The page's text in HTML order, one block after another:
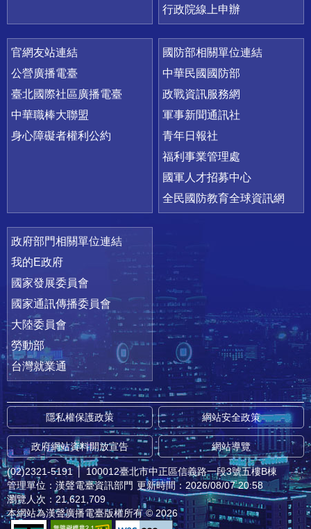
行政院線上申辦
官網友站連結
公營廣播電臺
臺北國際社區廣播電臺
中華職棒大聯盟
身心障礙者權利公約
國防部相關單位連結
中華民國國防部
政戰資訊服務網
軍事新聞通訊社
青年日報社
福利事業管理處
國軍人才招募中心
全民國防教育全球資訊網
政府部門相關單位連結
我的E政府
國家發展委員會
國家通訊傳播委員會
大陸委員會
勞動部
台灣就業通
隱私權保護政策 網站安全政策
政府網站資料開放宣告 網站導覽
(02)2321-5191 │ 100012臺北市中正區信義路一段3號五樓B棟
管理單位：漢聲電臺資訊部門 更新時間：2026/08/07 20:58
瀏覽人次：21,621,709
本網站為漢聲廣播電臺版權所有 © 2026